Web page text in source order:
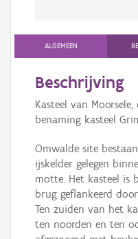
ALGEMEEN
Beschrijving
Kasteel van
benaming kasteel
Omwalde site
ijskelder gelegen
motte. Het kasteel is
brug geflankeerd
Ten zuiden van het
ten noorden en ten